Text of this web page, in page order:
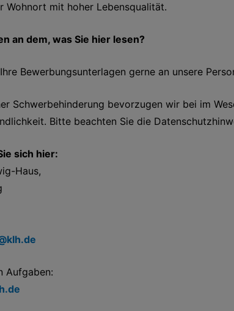
Wohnort mit hoher Lebensqualität.
an dem, was Sie hier lesen?
Bewerbungsunterlagen gerne an unsere
Schwerbehinderung bevorzugen wir bei im
Bitte beachten Sie die
sich hier:
Haus,
Aufgaben: